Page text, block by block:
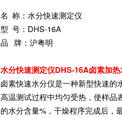
名 称：水分快速测定仪
型 号：DHS-16A
品 牌：沪粤明
水分快速测定仪DHS-16A卤素加
卤素快速水分仪是一种新型快速的
高温测试过程中均匀受热，使样品
的水分含量%，干燥程序完成后，